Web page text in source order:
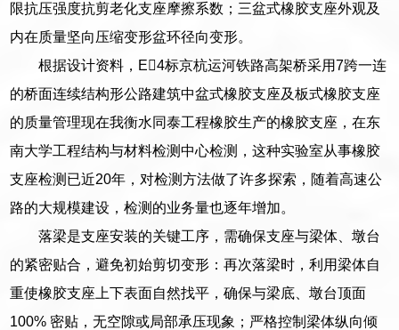
限抗压强度抗剪老化支座摩擦系数；三盆式橡胶支座外观及
内在质量坚向压缩变形盆环径向变形。
根据设计资料，E4标京杭运河铁路高架桥采用7跨一连
的桥面连续结构形公路建筑中盆式橡胶支座及板式橡胶支座
的质量管理现在我衡水同泰工程橡胶生产的橡胶支座，在东
南大学工程结构与材料检测中心检测，这种实验室从事橡胶
支座检测已近20年，对检测方法做了许多探索，随着高速公
路的大规模建设，检测的业务量也逐年增加。
落梁是支座安装的关键工序，需确保支座与梁体、墩台
的紧密贴合，避免初始剪切变形：再次落梁时，利用梁体自
重使橡胶支座上下表面自然找平，确保与梁底、墩台顶面
100% 密贴，无空隙或局部承压现象；严格控制梁体纵向倾